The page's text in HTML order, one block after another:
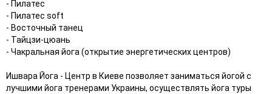
- Пилатес
- Пилатес soft
- Восточный танец
- Тайцзи-цюань
- Чакральная йога (открытие энергетических центров)
Ишвара Йога - Центр в Киеве позволяет заниматься йогой с
лучшими йога тренерами Украины, осуществлять йога туры